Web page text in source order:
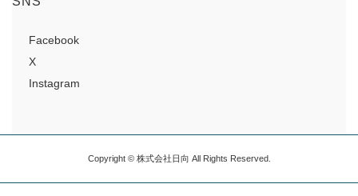
Facebook
X
Instagram
Copyright © 株式会社日向 All Rights Reserved.